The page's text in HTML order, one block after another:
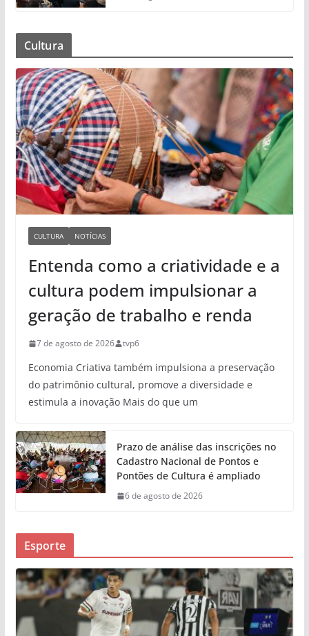
Cultura
CULTURA NOTÍCIAS
Entenda como a criatividade e a
cultura podem impulsionar a
geração de trabalho e renda
7 de agosto de 2026 tvp6
Economia Criativa também impulsiona a preservação
do patrimônio cultural, promove a diversidade e
estimula a inovação Mais do que um
Prazo de análise das inscrições no
Cadastro Nacional de Pontos e
Pontões de Cultura é ampliado
6 de agosto de 2026
Esporte